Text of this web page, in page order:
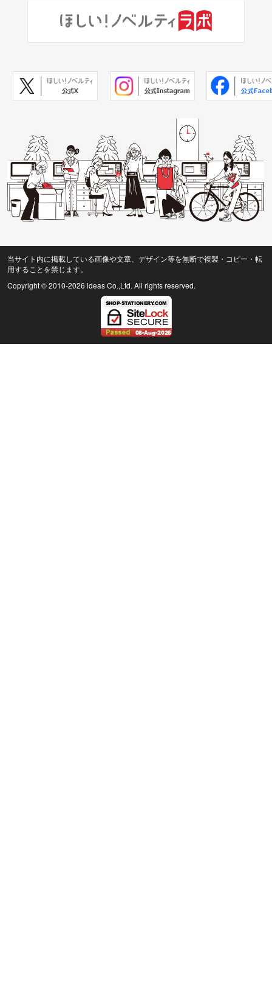
当サイト内に掲載している画像や文章、デザイン等を無断で複製・コピー・転
用することを禁じます。
Copyright © 2010-2026 ideas Co.,Ltd. All rights reserved.